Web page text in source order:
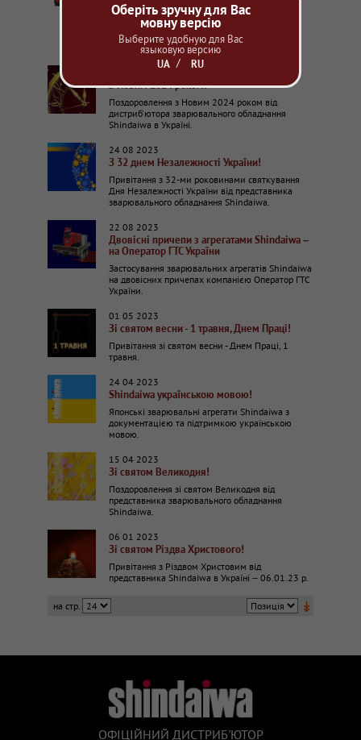
Будова зварювального агрегату DGW400DMK
(зварювального генератора) – розміщення
основних деталей на схемах – роз'єми для
підключення.
З Новим 2024 роком!
Поздоровлення з Новим 2024 роком від
дистриб'ютора зварювального обладнання
Shindaiwa в Україні.
24 08 2023
З 32 днем Незалежності України!
Привітання з 32-ми роковинами святкування
Дня Незалежності України від представника
зварювального обладнання Shindaiwa.
22 08 2023
Двовісні причепи з агрегатами Shindaiwa –
на Оператор ГТС України
Застосування зварювальних агрегатів Shindaiwa
на двовісних причепах компанією Оператор ГТС
України.
01 05 2023
Зі святом весни - 1 травня, Днем Праці!
Привітання зі святом весни - Днем Праці, 1
травня.
24 04 2023
Shindaiwa українською мовою!
Японські зварювальні агрегати Shindaiwa з
документацією та підтримкою українською
мовою.
15 04 2023
Зі святом Великодня!
Поздоровлення зі святом Великодня від
представника зварювального обладнання
Shindaiwa.
06 01 2023
Зі святом Різдва Христового!
Привітання з Різдвом Христовим від
представника Shindaiwa в Україні – 06.01.23 р.
↡
ОФІЦІЙНИЙ ДИСТРИБ'ЮТОР
Оберіть зручну для Вас
мовну версію
Выберите удобную для Вас
языковую версию
RU
UA